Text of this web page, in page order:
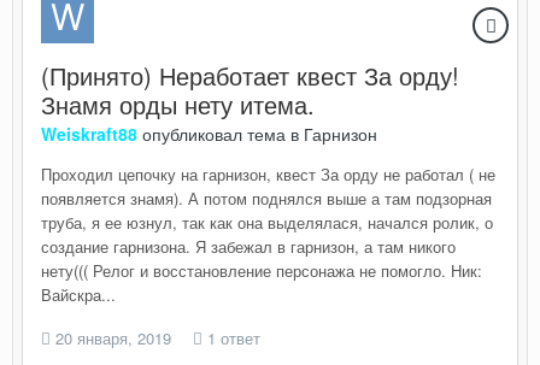
(Принято) Неработает квест За орду!
Знамя орды нету итема.
Weiskraft88 опубликовал тема в Гарнизон
Проходил цепочку на гарнизон, квест За орду не работал ( не
появляется знамя). А потом поднялся выше а там подзорная
труба, я ее юзнул, так как она выделялася, начался ролик, о
создание гарнизона. Я забежал в гарнизон, а там никого
нету((( Релог и восстановление персонажа не помогло. Ник:
Вайскра...
20 января, 2019
1 ответ